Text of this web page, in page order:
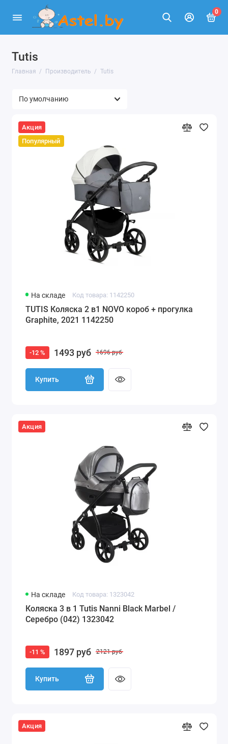
0
Tutis
Главная Производитель Tutis
Акция
Популярный
На складе Код товара: 1142250
TUTIS Коляска 2 в1 NOVO короб + прогулка
Graphite, 2021 1142250
-12 % 1493 руб 1696 руб
Купить
Акция
На складе Код товара: 1323042
Коляска 3 в 1 Tutis Nanni Black Marbel /
Серебро (042) 1323042
-11 % 1897 руб 2121 руб
Купить
Акция